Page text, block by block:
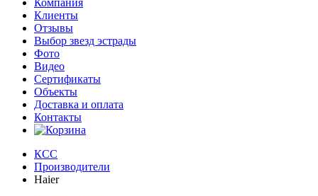
Клиенты
Oтзывы
Выбор звезд эстрады
Фото
Видео
Сертификаты
Объекты
Доставка и оплата
Контакты
КСС
Производители
Haier